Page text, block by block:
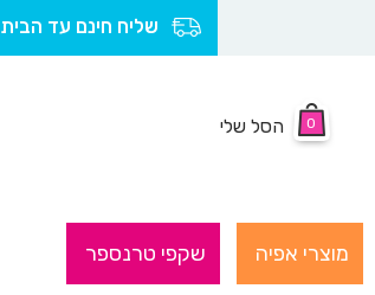
שליח חינם עד הבית
0 הסל שלי
מוצרי אפיה שקפי טרנספר